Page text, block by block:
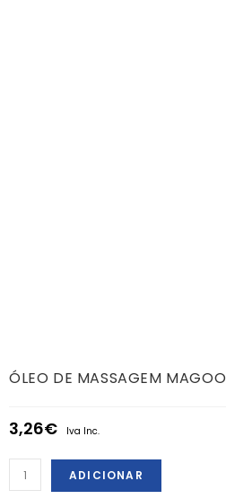
ÓLEO DE MASSAGEM
3,26€ Iva Inc.
ADICIONAR